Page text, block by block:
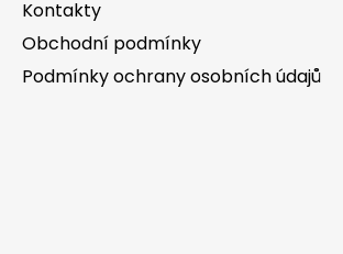
Kontakty
Obchodní podmínky
Podmínky ochrany osobních údajů